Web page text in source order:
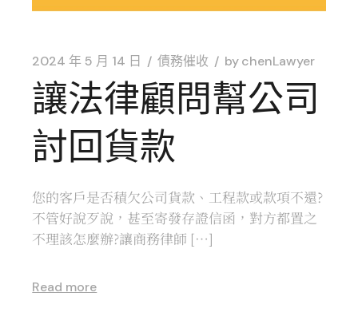
2024 年 5 月 14 日 債務催收 bychenLawyer
讓法律顧問幫公司
討回貨款
您的客戶是否積欠公司貨款、工程款或款項不還?
不管好說歹說，甚至寄發存證信函，對方都置之
不理該怎麼辦?讓商務律師 […]
Read more